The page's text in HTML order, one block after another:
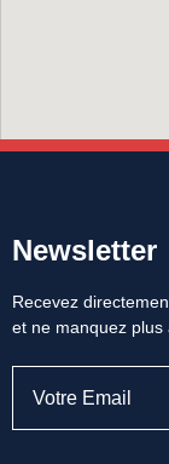
Newsletter
Recevez
et ne manquez plus